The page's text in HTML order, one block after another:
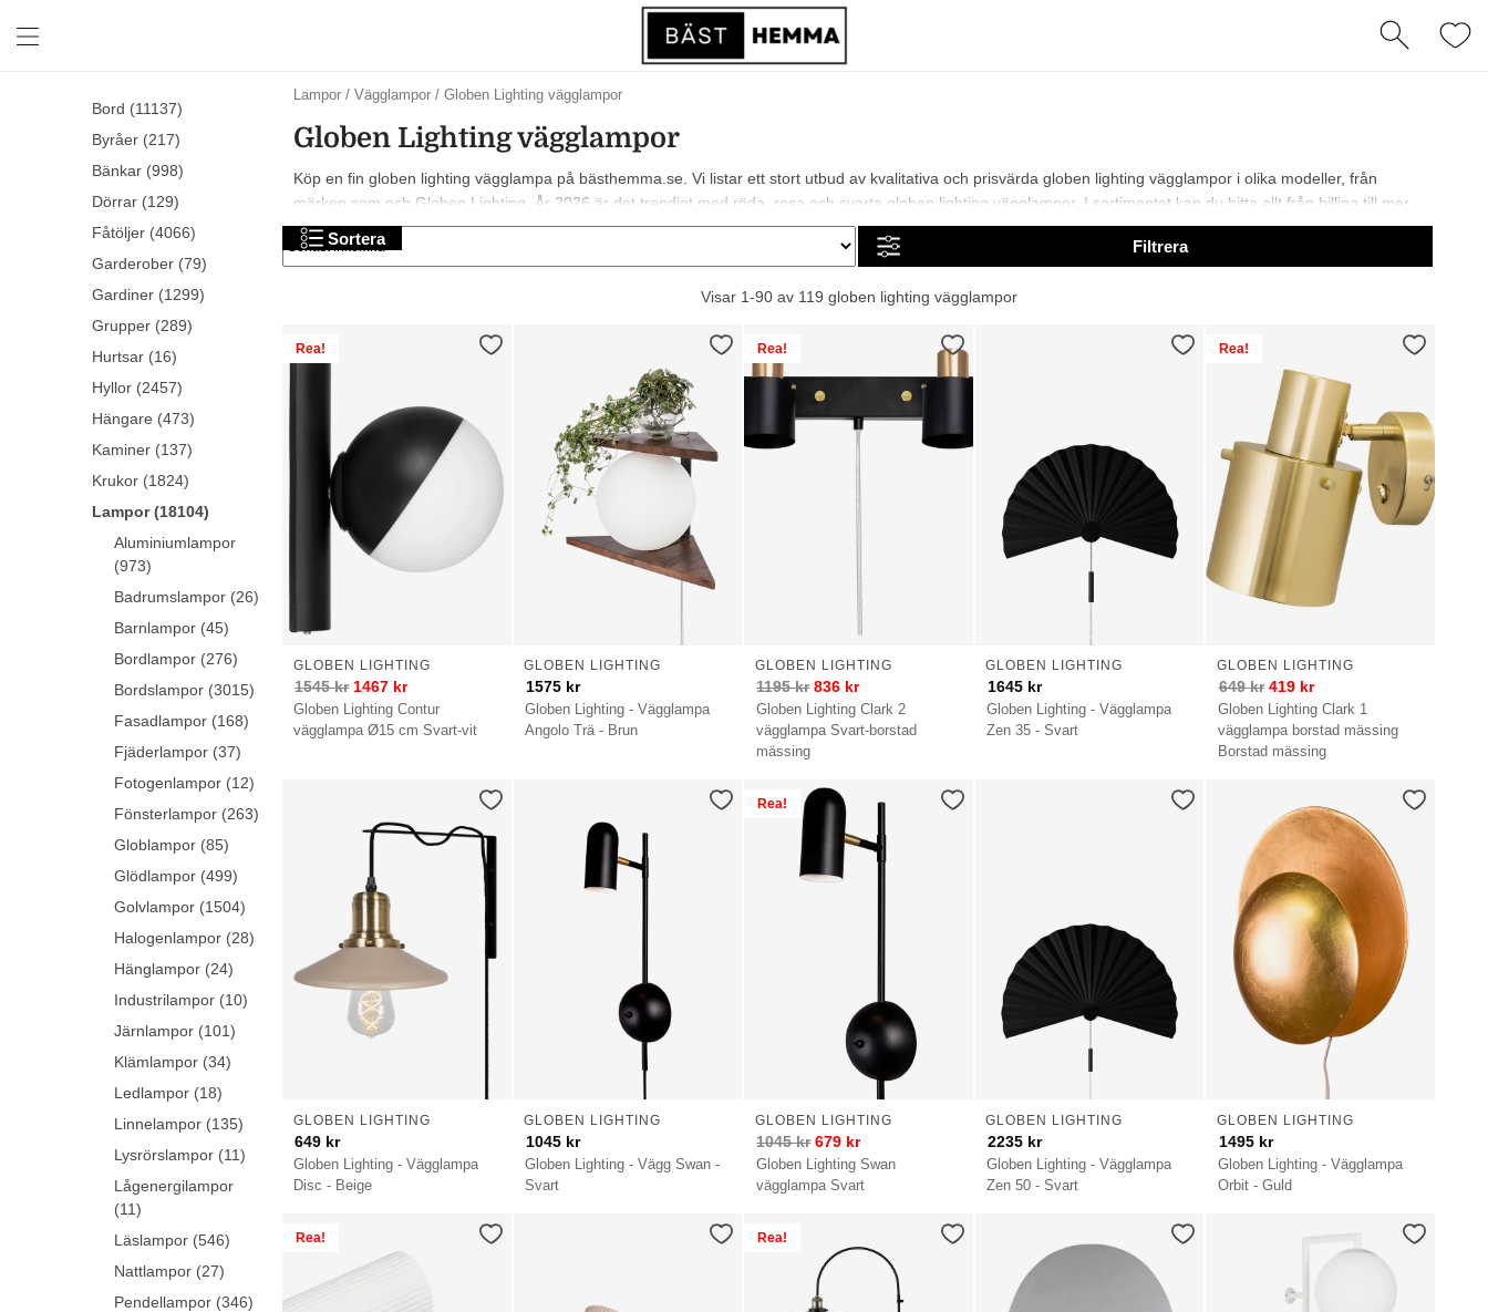
Lampor / Vägglampor / Globen Lighting vägglampor
Globen Lighting vägglampor
Köp en fin globen lighting vägglampa på bästhemma.se. Vi listar ett stort utbud av kvalitativa och prisvärda globen lighting vägglampor i olika modeller, från
märken som och Globen Lighting. År 2026 är det trendigt med röda, rosa och svarta globen lighting vägglampor. I sortimentet kan du hitta allt från billiga till mer
exklusiva alternativ. Trevlig shopping!
Sortera Filtrera
Visar 1-90 av 119 globen lighting vägglampor
Rea!
Globen Lighting Contur
vägglampa Ø15 cm Svart-vit
GLOBEN LIGHTING
1545kr 1467 kr
Globen Lighting - Vägglampa
Angolo Trä - Brun
GLOBEN LIGHTING
1575 kr
Rea!
Globen Lighting Clark 2
vägglampa Svart-borstad
mässing
GLOBEN LIGHTING
1195kr 836 kr
Globen Lighting - Vägglampa
Zen 35 - Svart
GLOBEN LIGHTING
1645 kr
Rea!
Globen Lighting Clark 1
vägglampa borstad mässing
Borstad mässing
GLOBEN LIGHTING
649kr 419 kr
Globen Lighting - Vägglampa
Disc - Beige
GLOBEN LIGHTING
649 kr
Globen Lighting - Vägg Swan -
Svart
GLOBEN LIGHTING
1045 kr
Rea!
Globen Lighting Swan
vägglampa Svart
GLOBEN LIGHTING
1045kr 679 kr
Globen Lighting - Vägglampa
Zen 50 - Svart
GLOBEN LIGHTING
2235 kr
Globen Lighting - Vägglampa
Orbit - Guld
GLOBEN LIGHTING
1495 kr
Rea! Rea!
Bord (11137)
Byråer (217)
Bänkar (998)
Dörrar (129)
Fåtöljer (4066)
Garderober (79)
Gardiner (1299)
Grupper (289)
Hurtsar (16)
Hyllor (2457)
Hängare (473)
Kaminer (137)
Krukor (1824)
Lampor (18104)
Aluminiumlampor
(973)
Badrumslampor (26)
Barnlampor (45)
Bordlampor (276)
Bordslampor (3015)
Fasadlampor (168)
Fjäderlampor (37)
Fotogenlampor (12)
Fönsterlampor (263)
Globlampor (85)
Glödlampor (499)
Golvlampor (1504)
Halogenlampor (28)
Hänglampor (24)
Industrilampor (10)
Järnlampor (101)
Klämlampor (34)
Ledlampor (18)
Linnelampor (135)
Lysrörslampor (11)
Lågenergilampor
(11)
Läslampor (546)
Nattlampor (27)
Pendellampor (346)